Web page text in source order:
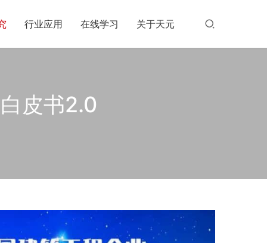
行业应用 在线学习 关于天元
皮书2.0